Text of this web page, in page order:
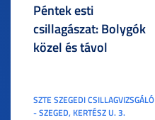
Péntek esti
csillagászat: Bolygók
közel és távol
SZTE SZEGEDI CSILLAGVIZSGÁLÓ
- SZEGED, KERTÉSZ U. 3.